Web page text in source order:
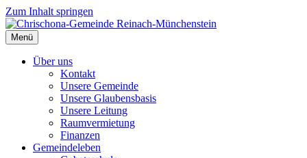
Zum Inhalt springen
Menü
Über uns
Kontakt
Unsere Gemeinde
Unsere Glaubensbasis
Unsere Leitung
Raumvermietung
Finanzen
Gemeindeleben